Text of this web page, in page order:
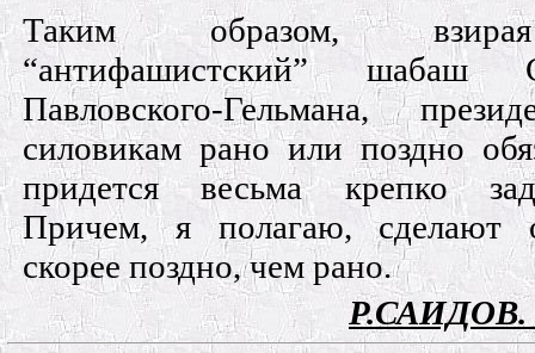
Таким образом,
“антифашистский” шабаш
Павловского-Гельмана,
силовикам рано или поздно
придется весьма крепко
Причем, я полагаю, сделают
скорее поздно, чем рано.
Р.САИДОВ.